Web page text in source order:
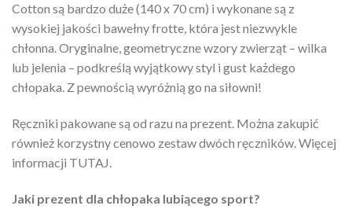
Cotton są bardzo duże (140 x 70 cm) i wykonane są z
wysokiej jakości bawełny frotte, która jest niezwykle
chłonna. Oryginalne, geometryczne wzory zwierząt – wilka
lub jelenia – podkreślą wyjątkowy styl i gust każdego
chłopaka. Z pewnością wyróżnią go na siłowni!
Ręczniki pakowane są od razu na prezent. Można zakupić
również korzystny cenowo zestaw dwóch ręczników. Więcej
informacji TUTAJ.
Jaki prezent dla chłopaka lubiącego sport?